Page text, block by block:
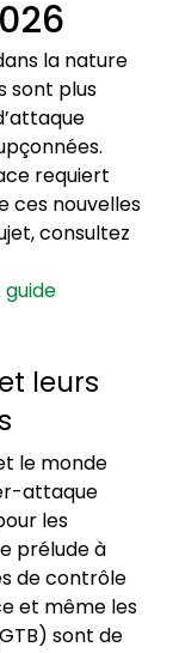
la nature
sont plus
requiert
ces nouvelles
consultez
leurs
le monde
attaque
les
prélude à
de contrôle
et même les
sont de